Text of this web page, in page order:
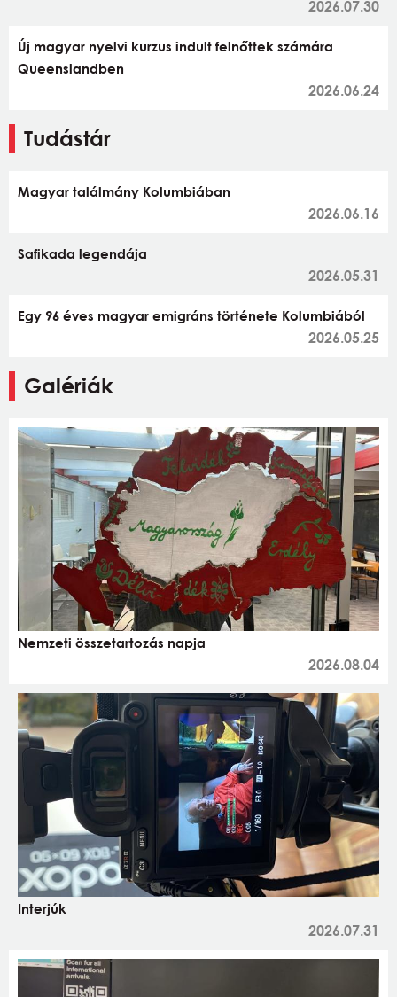
2026.07.30
Új magyar nyelvi kurzus indult felnőttek számára
Queenslandben
2026.06.24
Tudástár
Magyar találmány Kolumbiában
2026.06.16
Safikada legendája
2026.05.31
Egy 96 éves magyar emigráns története Kolumbiából
2026.05.25
Galériák
Nemzeti összetartozás napja
2026.08.04
Interjúk
2026.07.31